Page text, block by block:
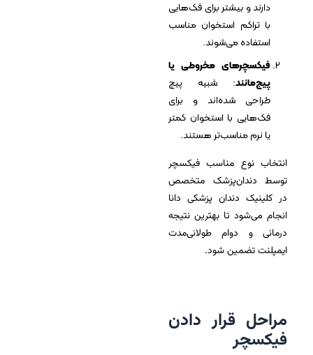
دارند و بیشتر برای فک‌هایی
با تراکم استخوان مناسب
استفاده می‌شوند.
فیکسچرهای مخروطی یا
پیچ‌مانند: شبیه پیچ
طراحی شده‌اند و برای
فک‌هایی با استخوان کمتر
یا نرم مناسب‌تر هستند.
انتخاب نوع مناسب فیکسچر
توسط دندان‌پزشک متخصص
در کلینیک دندان پزشکی دانا
انجام می‌شود تا بهترین نتیجه
درمانی و دوام طولانی‌مدت
ایمپلنت تضمین شود.
مراحل قرار دادن
فیکسچر